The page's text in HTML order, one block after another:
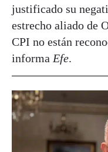
justificado su
estrecho aliado de
CPI no están
informa Efe.